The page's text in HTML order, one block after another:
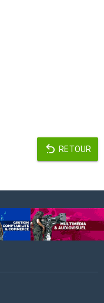
RETOUR